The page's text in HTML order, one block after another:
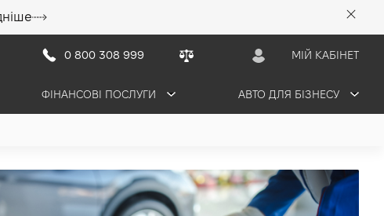
0 800 308 999 МІЙ КАБІНЕТ
ФІНАНСОВІ ПОСЛУГИ АВТО ДЛЯ БІЗНЕСУ